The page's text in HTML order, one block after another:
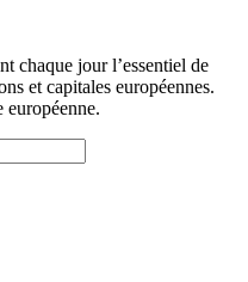
chaque jour l’essentiel de
et capitales européennes.